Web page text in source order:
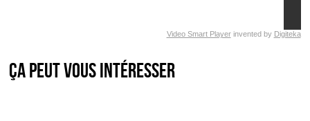
Video Smart Playerinvented by Digiteka
Ça peut vous intéresser